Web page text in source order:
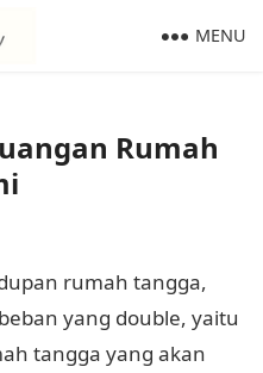
MENU
Rumah
rumah tangga,
yang double, yaitu
tangga yang akan